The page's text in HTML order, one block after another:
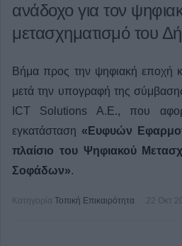
ανάδοχο για τον
μετασχηματισμό του
Βήμα προς την ψηφιακή εποχή
μετά την υπογραφή της
ICT Solutions Α.Ε., που
εγκατάσταση «Ευφυών
πλαίσιο του Ψηφιακού
Σοφάδων».
Κατηγορία Τοπική Επικαιρότητα 22 Οκτ